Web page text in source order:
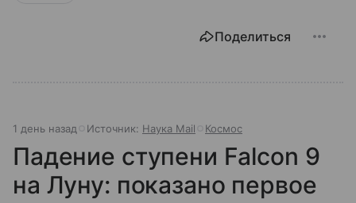
Поделиться
1 день назад Источник: Наука Mail Космос
Падение ступени Falcon 9
на Луну: показано первое